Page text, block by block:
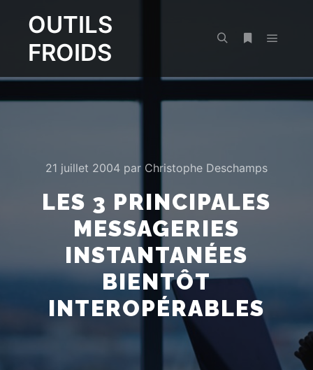
OUTILS
FROIDS
21 juillet 2004 par Christophe Deschamps
LES 3 PRINCIPALES
MESSAGERIES
INSTANTANÉES
BIENTÔT
INTEROPÉRABLES